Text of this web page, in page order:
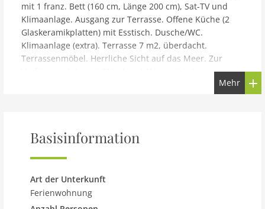
mit 1 franz. Bett (160 cm, Länge 200 cm), Sat-TV und
Klimaanlage. Ausgang zur Terrasse. Offene Küche (2
Glaskeramikplatten) mit Esstisch. Dusche/WC.
Klimaanlage (extra). Terrasse 7 m2, überdacht.
Terrassenmöbel. Herrliche Sicht auf das Meer. Zur
Zastražišće, ruhige, sonnige Lage, 10 m vom Meer, 10 m
vom Strand. Zur Mitbenutzung: Grundstück 1'000 m2.
Grill. Im Hause: Internetzugang, Fahrradverleih.
Einkaufsgeschäft 4 km, Restaurant 15 km,
Bushaltestelle 54.5 km, Felsstrand, betonierter Strand
Mehr
Basisinformation
Art der Unterkunft
Ferienwohnung